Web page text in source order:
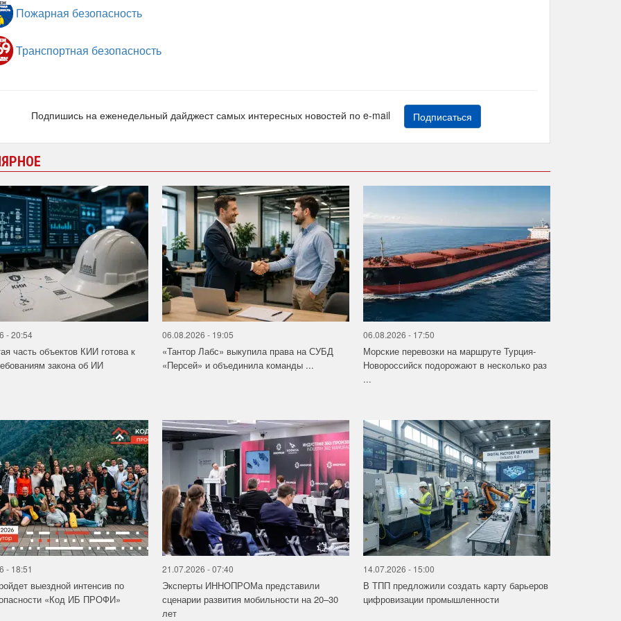
Пожарная безопасность
Транспортная безопасность
Подпишись на еженедельный дайджест самых интересных новостей по e-mail Подписаться
- 20:54
часть объектов КИИ готова к
закона об ИИ
06.08.2026 - 19:05
«Тантор Лабс» выкупила права на СУБД
«Персей» и объединила команды ...
06.08.2026 - 17:50
Морские перевозки на маршруте Турция-
Новороссийск подорожают в несколько раз
...
- 18:51
выездной интенсив по
«Код ИБ ПРОФИ»
21.07.2026 - 07:40
Эксперты ИННОПРОМа представили
сценарии развития мобильности на 20–30
лет
14.07.2026 - 15:00
В ТПП предложили создать карту барьеров
цифровизации промышленности